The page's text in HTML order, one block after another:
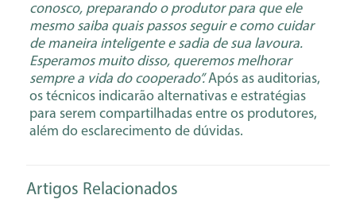
conosco, preparando o produtor para que ele
mesmo saiba quais passos seguir e como cuidar
de maneira inteligente e sadia de sua lavoura.
Esperamos muito disso, queremos melhorar
sempre a vida do cooperado”.Após as auditorias,
os técnicos indicarão alternativas e estratégias
para serem compartilhadas entre os produtores,
além do esclarecimento de dúvidas.
Artigos Relacionados